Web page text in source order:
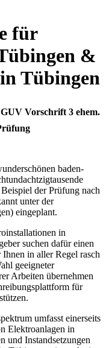
für
&
Tübingen
Vorschrift 3 ehem.
baden-
der Prüfung nach
unter der
eingeplant.
in
suchen dafür einen
in aller Regel rasch
geeigneter
Arbeiten übernehmen
für
umfasst einerseits
Elektroanlagen in
und Instandsetzungen